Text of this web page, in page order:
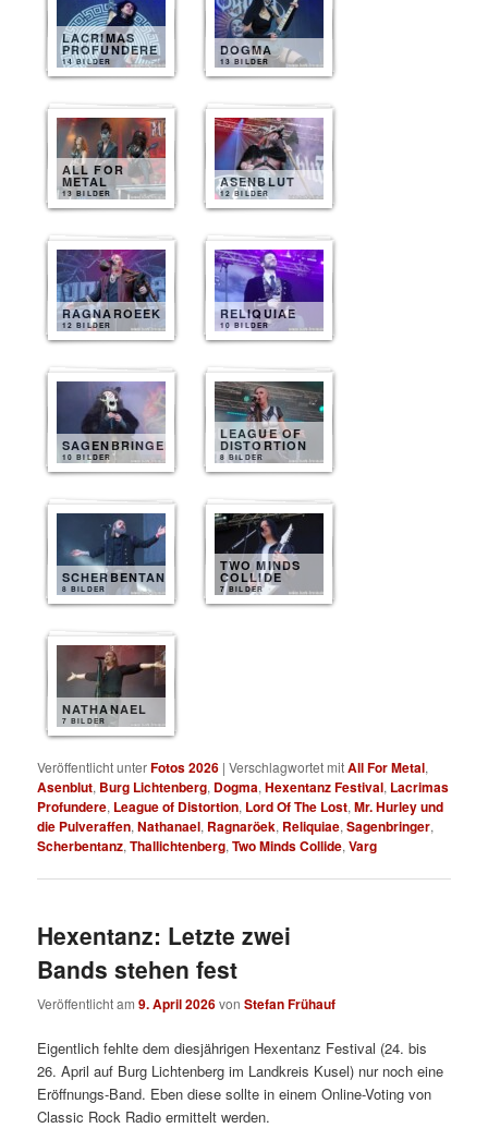
LACRIMAS
PROFUNDERE
14 BILDER
DOGMA
13 BILDER
ALL FOR
METAL
13 BILDER
ASENBLUT
12 BILDER
RAGNAROEEK
12 BILDER
RELIQUIAE
10 BILDER
SAGENBRINGER
10 BILDER
LEAGUE OF
DISTORTION
8 BILDER
SCHERBENTANZ
8 BILDER
TWO MINDS
COLLIDE
7 BILDER
NATHANAEL
7 BILDER
Veröffentlicht unterFotos 2026 |Verschlagwortet mitAll For Metal,
Asenblut, Burg Lichtenberg, Dogma,Hexentanz Festival, Lacrimas
Profundere, League of Distortion, Lord Of The Lost,Mr. Hurley und
die Pulveraffen,Nathanael, Ragnaröek, Reliquiae,Sagenbringer,
Scherbentanz,Thallichtenberg,Two Minds Collide,Varg
Hexentanz: Letzte zwei
Bands stehen fest
Veröffentlicht am9. April 2026vonStefan Frühauf
Eigentlich fehlte dem diesjährigen Hexentanz Festival (24. bis
26. April auf Burg Lichtenberg im Landkreis Kusel) nur noch eine
Eröffnungs-Band. Eben diese sollte in einem Online-Voting von
Classic Rock Radio ermittelt werden.